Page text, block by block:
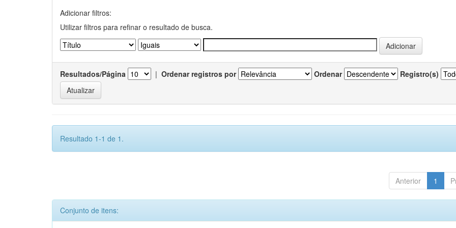
Adicionar filtros:
Utilizar filtros para refinar o resultado de busca.
Resultados/Página | Ordenar registros por Ordenar Registro(s)
Resultado 1-1 de 1.
Anterior 1
Conjunto de itens: